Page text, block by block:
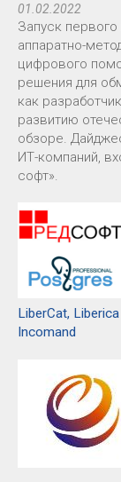
01.02.2022
Запуск
аппаратно-
цифрового
решения для
как
развитию
обзоре.
ИТ-компаний,
софт».
LiberCat,
Incomand